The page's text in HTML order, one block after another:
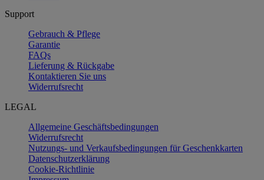
Support
Gebrauch & Pflege
Garantie
FAQs
Lieferung & Rückgabe
Kontaktieren Sie uns
Widerrufsrecht
LEGAL
Allgemeine Geschäftsbedingungen
Widerrufsrecht
Nutzungs- und Verkaufsbedingungen für Geschenkkarten
Datenschutzerklärung
Cookie-Richtlinie